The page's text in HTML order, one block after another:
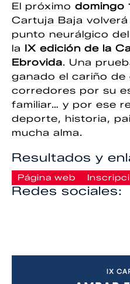
El próximo domingo
Cartuja Baja
punto neurálgico
la IX edición de la
Ebrovida. Una
ganado el cariño de
corredores por su
familiar… y por ese
deporte, historia,
mucha alma.
Resultados y
Página web
Redes sociales: